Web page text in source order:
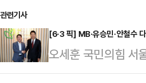
관련기사
[6·3 픽] MB·유승민·안철수
오세훈 국민의힘 서
이유에 대해 관심이